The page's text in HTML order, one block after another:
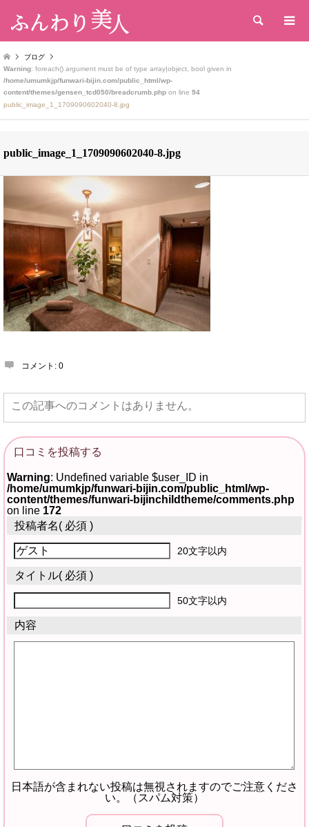
検索
ブログ
Warning: foreach() argument must be of type array|object, bool given in
/home/umumkjp/funwari-bijin.com/public_html/wp-
content/themes/gensen_tcd050/breadcrumb.php on line 94
public_image_1_1709090602040-8.jpg
public_image_1_1709090602040-8.jpg
コメント: 0
この記事へのコメントはありません。
口コミを投稿する
Warning : Undefined variable $user_ID in
/home/umumkjp/funwari-bijin.com/public_html/wp-
content/themes/funwari-bijinchildtheme/comments.php
on line 172
投稿者名( 必須 )
20文字以内
タイトル( 必須 )
50文字以内
内容
日本語が含まれない投稿は無視されますのでご注意くださ
い。（スパム対策）